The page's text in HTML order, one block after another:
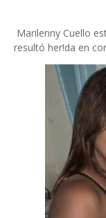
Marilenny Cuello
resultó her!da en